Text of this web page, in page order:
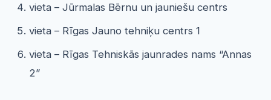
vieta – Jūrmalas Bērnu un jauniešu centrs
vieta – Rīgas Jauno tehniķu centrs 1
vieta – Rīgas Tehniskās jaunrades nams “Annas
2”